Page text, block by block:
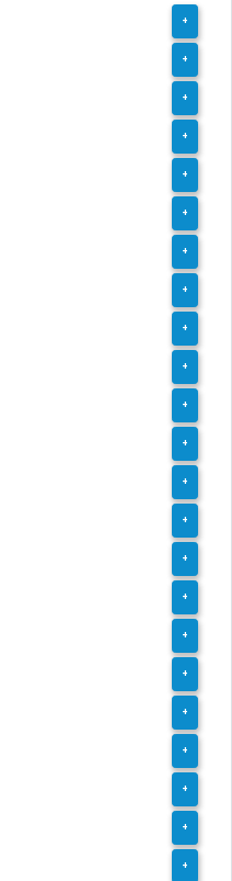
+
+
+
+
+
+
+
+
+
+
+
+
+
+
+
+
+
+
+
+
+
+
+